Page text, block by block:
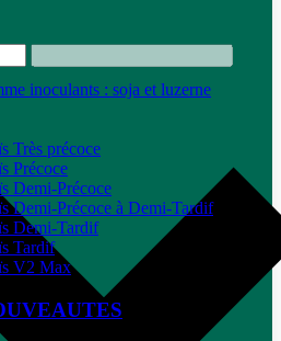
inoculants : soja et luzerne
Très précoce
Précoce
Demi-Précoce
Demi-Précoce à Demi-Tardif
Demi-Tardif
Tardif
V2 Max